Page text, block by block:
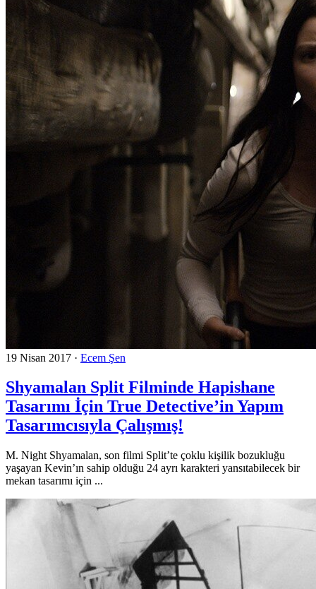
19 Nisan 2017 · Ecem Şen
Shyamalan Split Filminde Hapishane
Tasarımı İçin True Detective’in Yapım
Tasarımcısıyla Çalışmış!
M. Night Shyamalan, son filmi Split’te çoklu kişilik bozukluğu
yaşayan Kevin’ın sahip olduğu 24 ayrı karakteri yansıtabilecek bir
mekan tasarımı için ...